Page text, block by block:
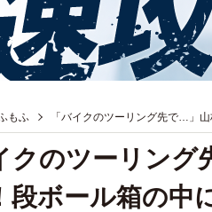
もふ 「バイクのツーリング先で…」
クのツーリン
段ボール箱の中